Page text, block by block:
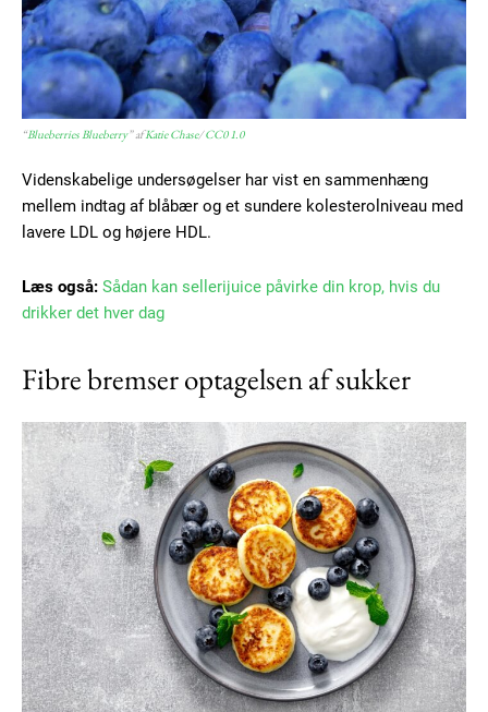
Subscription Plans
Free limited access
Gratis / forever
Praesent euismod ac
Ut mollis pellentesque tortor
Nullam eu erat condimentum
Donec quis est ac felis
Orci varius natoque dolor
Member full access
“Blueberries Blueberry” afKatie Chase/CC0 1.0
Videnskabelige undersøgelser har vist en sammenhæng
mellem indtag af blåbær og et sundere kolesterolniveau med
lavere LDL og højere HDL.
Læs også: Sådan kan sellerijuice påvirke din krop, hvis du
drikker det hver dag
Fibre bremser optagelsen af sukker